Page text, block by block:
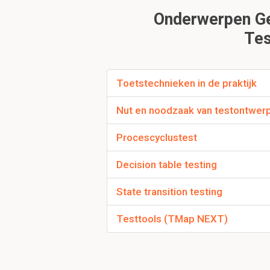
- Testen levert
Hoe ziet een
ROOTI
- Requirements
Ontwerpmaken
- Software
- Software testen
Onderwerpen
Toetstechnieken in de praktijk
Nut en noodzaak van
Procescyclustest
Decision table testing
State transition testing
Testtools (TMap NEXT)